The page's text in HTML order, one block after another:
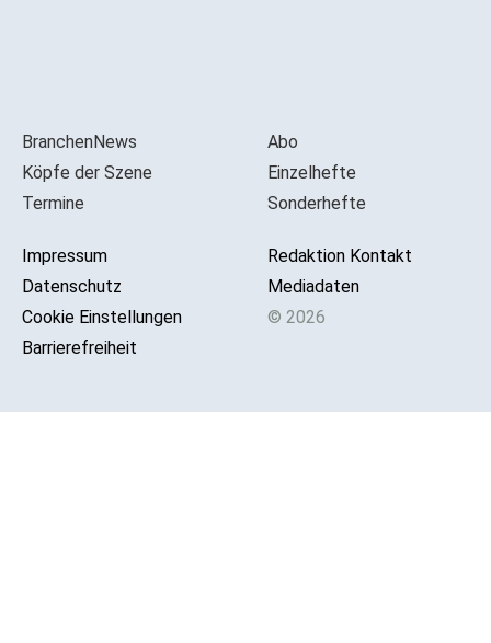
BranchenNews
Köpfe der Szene
Termine
Impressum
Datenschutz
Cookie Einstellungen
Barrierefreiheit
Abo
Einzelhefte
Sonderhefte
Redaktion Kontakt
Mediadaten
© 2026